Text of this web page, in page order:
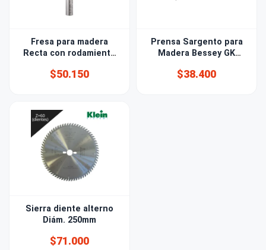
Fresa para madera
Recta con rodamiento
$50.150
Prensa Sargento para
Madera Bessey GK
$38.400
Sierra diente alterno
Diám. 250mm
$71.000